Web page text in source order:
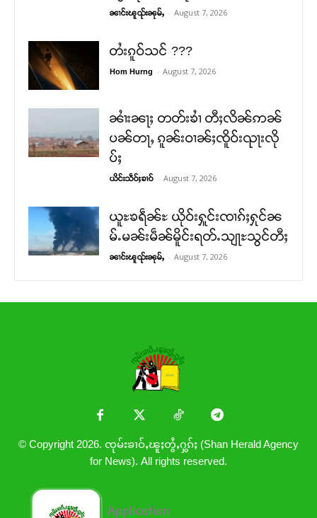
ၼၢင်းၽူၺ်းၼုမ်ႇ - August 7, 2026
တႆးၵူဝ်သင် ???
Hom Hurng - August 7, 2026
ၼၢႆးၼႃႈ တတ်းၶၢႆ တီႈလိၼ်ဢၼ်
ပၼ်တႃႇ ၵူၼ်းဝၢၼ်ႈၸိူဝ်းၺႃးလို
ပ်ႈ
ယိင်းသဵဝ်ႈၶၢဝ် - August 7, 2026
ယူႊၶရဵၼ်ႊ ယိုဝ်းႁူင်းၸၢၵ်ႈႁုင်ၼ
မ်ႉမၼ်းမဵၼ်မိူင်းရတ်ႉသျႃႊသွင်တီႈ
ၼၢင်းၽူၺ်းၼုမ်ႇ - August 7, 2026
© Copyright 2026. ၸုမ်းၶၢဝ်ႇၽူႈတွႆႇႁွၵ်ႈ (Shan Herald Agency
for News). All rights reserved.